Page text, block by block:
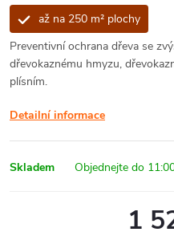
až na 250 m² plochy
Preventivní ochrana dřeva se
dřevokaznému hmyzu,
plísním.
Detailní informace
Skladem
1